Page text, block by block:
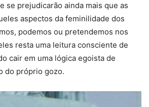
se prejudicarão ainda mais que as
aspectos da feminilidade dos
podemos ou pretendemos nos
resta uma leitura consciente de
cair em uma lógica egoista de
do próprio gozo.